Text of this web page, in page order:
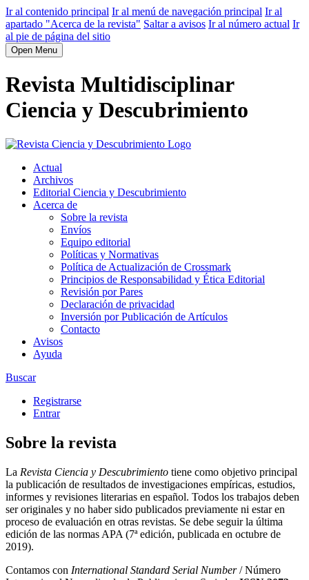
Ir al contenido principal Ir al menú de navegación principal Ir al
apartado "Acerca de la revista" Saltar a avisos Ir al número actual Ir
al pie de página del sitio
Open Menu
Revista Multidisciplinar
Ciencia y Descubrimiento
Actual
Archivos
Editorial Ciencia y Descubrimiento
Acerca de
Sobre la revista
Envíos
Equipo editorial
Políticas y Normativas
Política de Actualización de Crossmark
Principios de Responsabilidad y Ética Editorial
Revisión por Pares
Declaración de privacidad
Inversión por Publicación de Artículos
Contacto
Avisos
Ayuda
Buscar
Registrarse
Entrar
Sobre la revista
La Revista Ciencia y Descubrimiento tiene como objetivo principal
la publicación de resultados de investigaciones empíricas, estudios,
informes y revisiones literarias en español. Todos los trabajos deben
ser originales y no haber sido publicados previamente ni estar en
proceso de evaluación en otras revistas. Se debe seguir la última
edición de las normas APA (7ª edición, publicada en octubre de
2019).
Contamos con International Standard Serial Number/ Número